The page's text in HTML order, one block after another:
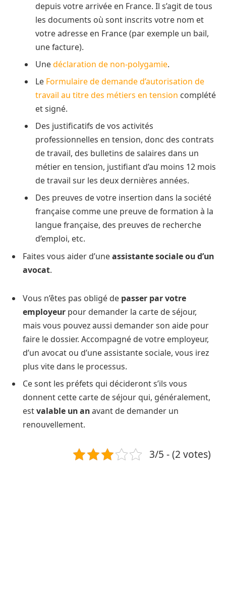
depuis votre arrivée en France. Il s’agit de tous
les documents où sont inscrits votre nom et
votre adresse en France (par exemple un bail,
une facture).
Unedéclaration de non-polygamie.
Le Formulaire de demande d’autorisation de
travail au titre des métiers en tension complété
et signé.
Des justificatifs de vos activités
professionnelles en tension, donc des contrats
de travail, des bulletins de salaires dans un
métier en tension, justifiant d’au moins 12 mois
de travail sur les deux dernières années.
Des preuves de votre insertion dans la société
française comme une preuve de formation à la
langue française, des preuves de recherche
d’emploi, etc.
Faites vous aider d’uneassistante sociale ou d’un
avocat.
Vous n’êtes pas obligé de passer par votre
employeur pour demander la carte de séjour,
mais vous pouvez aussi demander son aide pour
faire le dossier. Accompagné de votre employeur,
d’un avocat ou d’une assistante sociale, vous irez
plus vite dans le processus.
Ce sont les préfets qui décideront s’ils vous
donnent cette carte de séjour qui, généralement,
estvalable un anavant de demander un
renouvellement.
3/5 - (2 votes)